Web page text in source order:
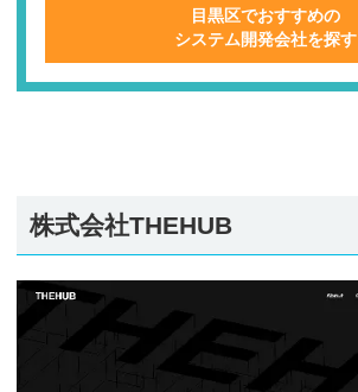
目黒区でおすすめの
システム開発会社を探す
株式会社THEHUB